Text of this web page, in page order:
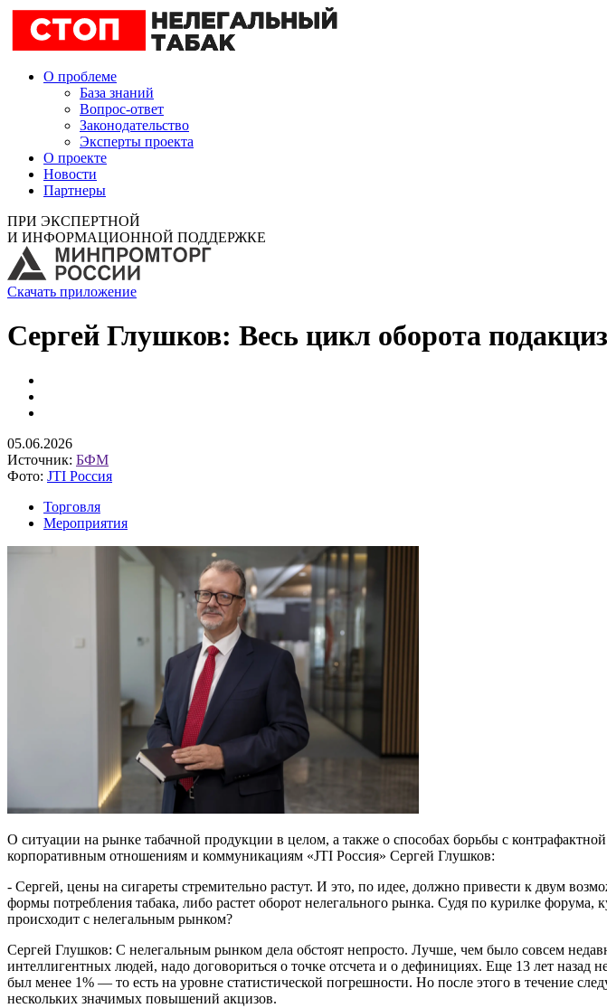
О проблеме
База знаний
Вопрос-ответ
Законодательство
Эксперты проекта
О проекте
Новости
Партнеры
ПРИ ЭКСПЕРТНОЙ
И ИНФОРМАЦИОННОЙ ПОДДЕРЖКЕ
Скачать приложение
Сергей Глушков: Весь цикл оборота
05.06.2026
Источник: БФМ
Фото: JTI Россия
Торговля
Мероприятия
О ситуации на рынке табачной продукции в целом, а также о способах борьбы с
корпоративным отношениям и коммуникациям «JTI Россия» Сергей Глушков:
- Сергей, цены на сигареты стремительно растут. И это, по идее, должно привести к двум
формы потребления табака, либо растет оборот нелегального рынка. Судя по курилке
происходит с нелегальным рынком?
Сергей Глушков: С нелегальным рынком дела обстоят непросто. Лучше, чем было совсем
интеллигентных людей, надо договориться о точке отсчета и о дефинициях. Еще 13 лет
был менее 1% — то есть на уровне статистической погрешности. Но после этого в течение
нескольких значимых повышений акцизов.